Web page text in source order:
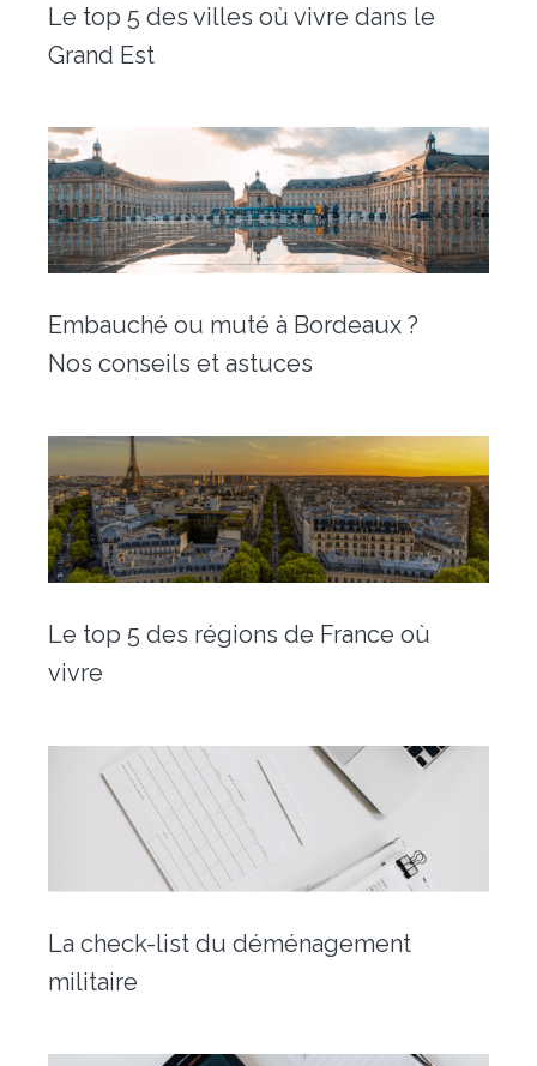
Le top 5 des villes où vivre dans le
Grand Est
Embauché ou muté à Bordeaux ?
Nos conseils et astuces
Le top 5 des régions de France où
vivre
La check-list du déménagement
militaire